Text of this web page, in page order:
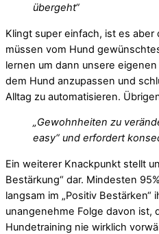
übergeht“
Klingt super einfach, ist es
müssen vom Hund
lernen um dann unsere
dem Hund anzupassen und
Alltag zu automatisieren.
„Gewohnheiten zu
easy“ und erfordert
Ein weiterer Knackpunkt stellt
Bestärkung“ dar. Mindesten
langsam im „Positiv Bestärken“
unangenehme Folge davon ist,
Hundetraining nie wirklich